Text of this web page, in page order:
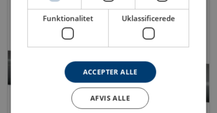
Funktionalitet Uklassificerede
ACCEPTER ALLE
AFVIS ALLE